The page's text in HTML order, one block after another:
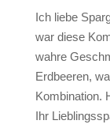
Ich liebe
war diese
wahre
Erdbeeren,
Kombination.
Ihr